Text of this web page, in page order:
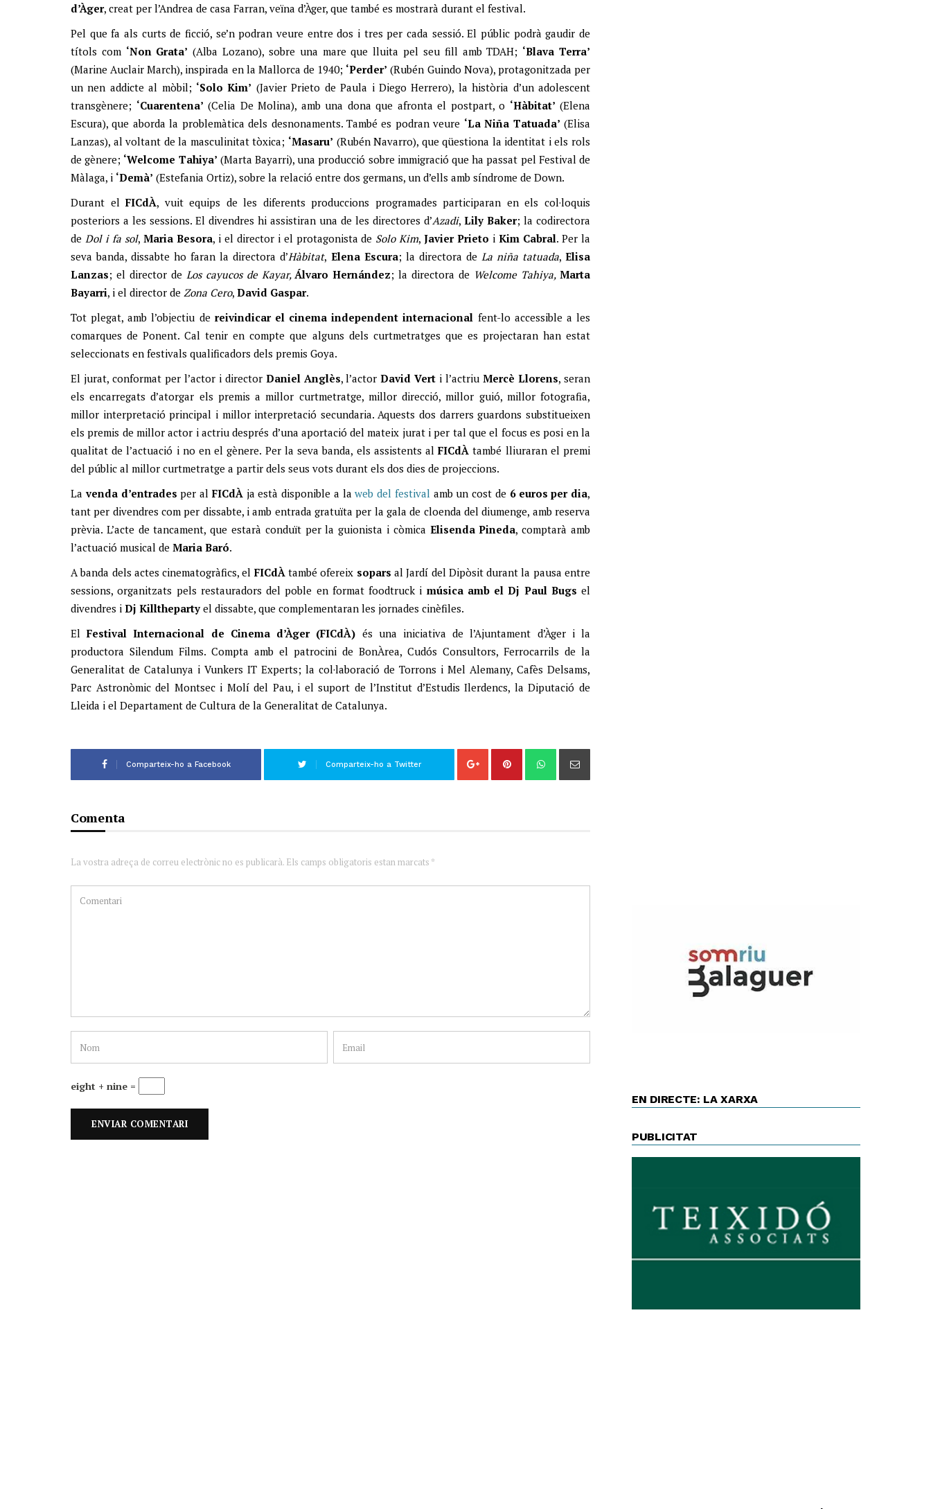
d’Àger, creat per l’Andrea de casa Farran, veïna d’Àger, que també es mostrarà durant el festival.
Pel que fa als curts de ficció, se’n podran veure entre dos i tres per cada sessió. El públic podrà gaudir de
títols com ‘Non Grata’ (Alba Lozano), sobre una mare que lluita pel seu fill amb TDAH; ‘Blava Terra’
(Marine Auclair March), inspirada en la Mallorca de 1940; ‘Perder’ (Rubén Guindo Nova), protagonitzada per
un nen addicte al mòbil; ‘Solo Kim’ (Javier Prieto de Paula i Diego Herrero), la història d’un adolescent
transgènere; ‘Cuarentena’ (Celia De Molina), amb una dona que afronta el postpart, o ‘Hàbitat’ (Elena
Escura), que aborda la problemàtica dels desnonaments. També es podran veure ‘La Niña Tatuada’ (Elisa
Lanzas), al voltant de la masculinitat tòxica; ‘Masaru’ (Rubén Navarro), que qüestiona la identitat i els rols
de gènere; ‘Welcome Tahiya’ (Marta Bayarri), una producció sobre immigració que ha passat pel Festival de
Màlaga, i ‘Demà’ (Estefania Ortiz), sobre la relació entre dos germans, un d’ells amb síndrome de Down.
Durant elFICdÀ, vuit equips de les diferents produccions programades participaran en els col·loquis
posteriors a les sessions. El divendres hi assistiran una de les directores d’Azadi, Lily Baker; la codirectora
de Dol i fa sol, Maria Besora, i el director i el protagonista de Solo Kim,Javier Prieto iKim Cabral. Per la
seva banda, dissabte ho faran la directora d’Hàbitat, Elena Escura; la directora de La niña tatuada, Elisa
Lanzas; el director de Los cayucos de Kayar,Álvaro Hernández; la directora de Welcome Tahiya,Marta
Bayarri, i el director de Zona Cero, David Gaspar.
Tot plegat, amb l’objectiu de reivindicar el cinema independent internacional fent-lo accessible a les
comarques de Ponent. Cal tenir en compte que alguns dels curtmetratges que es projectaran han estat
seleccionats en festivals qualificadors dels premis Goya.
El jurat, conformat per l’actor i director Daniel Anglès, l’actorDavid Vert i l’actriuMercè Llorens, seran
els encarregats d’atorgar els premis a millor curtmetratge, millor direcció, millor guió, millor fotografia,
millor interpretació principal i millor interpretació secundaria. Aquests dos darrers guardons substitueixen
els premis de millor actor i actriu després d’una aportació del mateix jurat i per tal que el focus es posi en la
qualitat de l’actuació i no en el gènere. Per la seva banda, els assistents alFICdÀtambé lliuraran el premi
del públic al millor curtmetratge a partir dels seus vots durant els dos dies de projeccions.
Lavenda d’entrades per al FICdÀja està disponible a la web del festival amb un cost de 6 euros per dia,
tant per divendres com per dissabte, i amb entrada gratuïta per la gala de cloenda del diumenge, amb reserva
prèvia. L’acte de tancament, que estarà conduït per la guionista i còmica Elisenda Pineda, comptarà amb
l’actuació musical de Maria Baró.
A banda dels actes cinematogràfics, el FICdÀtambé ofereix sopars al Jardí del Dipòsit durant la pausa entre
sessions, organitzats pels restauradors del poble en format foodtruck i música amb el Dj Paul Bugs el
divendres i Dj Killtheparty el dissabte, que complementaran les jornades cinèfiles.
ElFestival Internacional de Cinema d’Àger (FICdÀ) és una iniciativa de l’Ajuntament d’Àger i la
productora Silendum Films. Compta amb el patrocini de BonÀrea, Cudós Consultors, Ferrocarrils de la
Generalitat de Catalunya i Vunkers IT Experts; la col·laboració de Torrons i Mel Alemany, Cafès Delsams,
Parc Astronòmic del Montsec i Molí del Pau, i el suport de l’Institut d’Estudis Ilerdencs, la Diputació de
Lleida i el Departament de Cultura de la Generalitat de Catalunya.
Comparteix-ho a Facebook Comparteix-ho a Twitter
Comenta
La vostra adreça de correu electrònic no es publicarà. Els camps obligatoris estan marcats *
eight + nine =
EN DIRECTE: LA XARXA
PUBLICITAT